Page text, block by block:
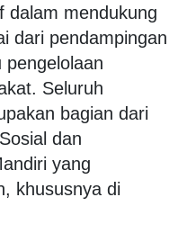
dalam mendukung
dari pendampingan
Seluruh
bagian dari
dan
yang
khususnya di